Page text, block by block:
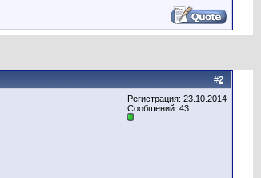
#2
Регистрация: 23.10.2014
Сообщений: 43